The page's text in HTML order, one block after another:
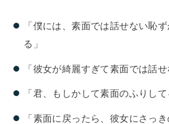
「僕には、素面では話せない恥
る」
「彼女が綺麗すぎて素面では話せ
「君、もしかして素面のふりして
「素面に戻ったら、彼女にさっ